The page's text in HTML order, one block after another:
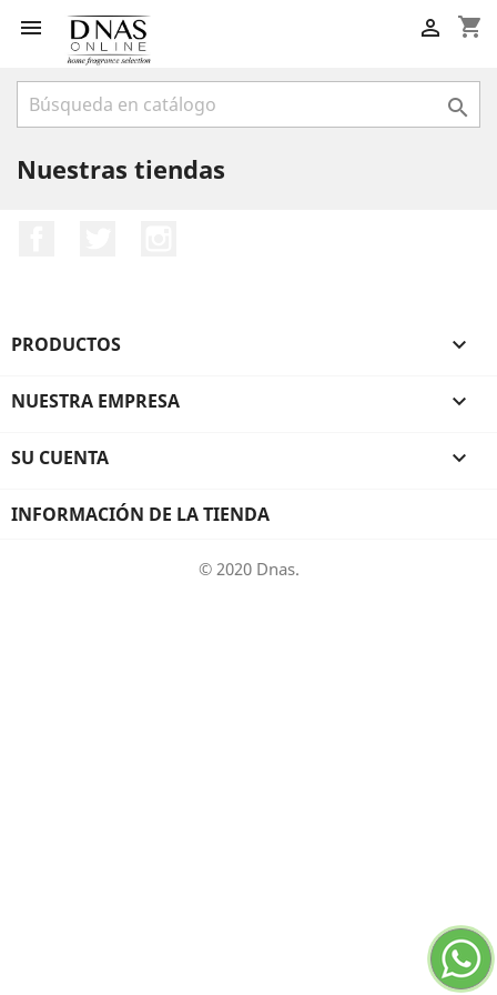
 shopping_cart


Nuestras tiendas
PRODUCTOS 
NUESTRA EMPRESA 
SU CUENTA 
INFORMACIÓN DE LA TIENDA
© 2020 Dnas.